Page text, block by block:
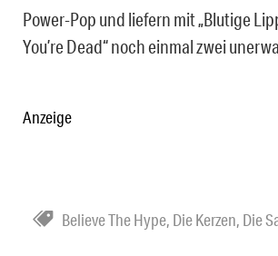
Power-Pop und liefern mit „Blutige
You’re Dead“ noch einmal zwei
Anzeige
Believe The Hype, Die Kerzen, Die